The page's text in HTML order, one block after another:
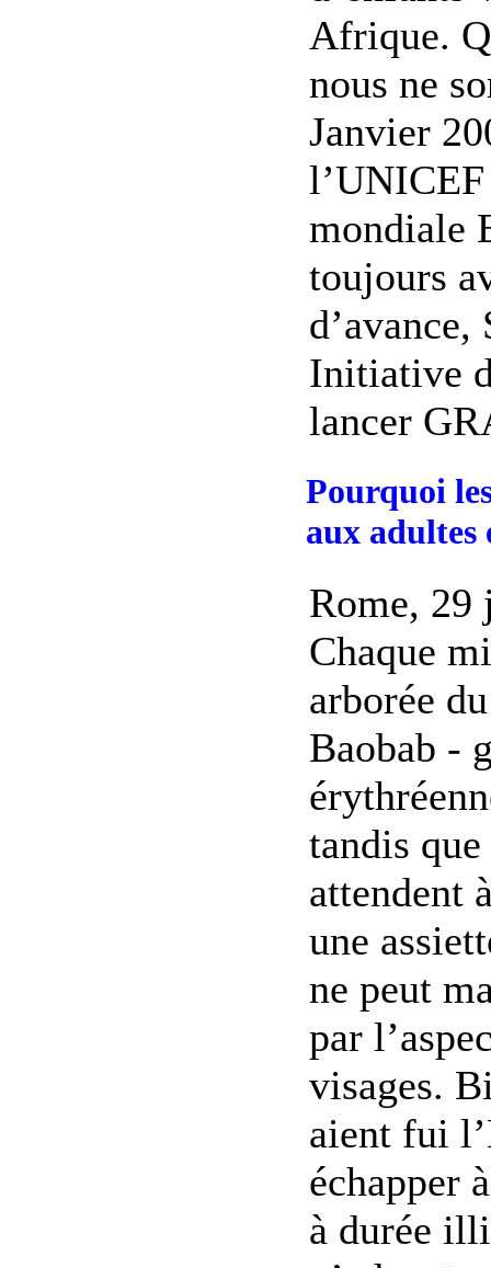
Afrique.
nous ne
Janvier
mondiale
toujours
d’avance,
Initiative
lancer
Pourquoi
aux adultes
Rome,
Chaque
arborée
Baobab -
tandis
attendent
une
ne peut
par
visages.
aient fui
échapper
à durée